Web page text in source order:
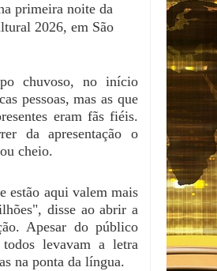
primeira noite da
2026, em São
chuvoso, no início
pessoas, mas as que
eram fãs fiéis.
da apresentação o
cheio.
estão aqui valem mais
disse ao abrir a
Apesar do público
todos levavam a letra
na ponta da língua.